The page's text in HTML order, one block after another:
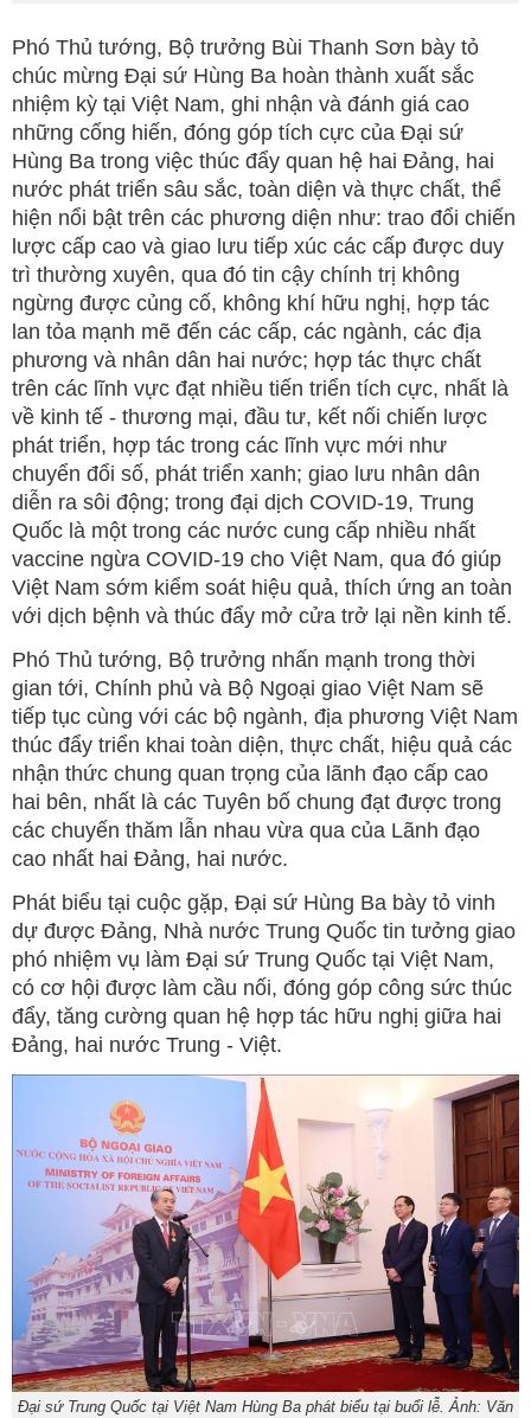
Phó Thủ tướng, Bộ trưởng Bùi Thanh Sơn bày tỏ
chúc mừng Đại sứ Hùng Ba hoàn thành xuất sắc
nhiệm kỳ tại Việt Nam, ghi nhận và đánh giá cao
những cống hiến, đóng góp tích cực của Đại sứ
Hùng Ba trong việc thúc đẩy quan hệ hai Đảng, hai
nước phát triển sâu sắc, toàn diện và thực chất, thể
hiện nổi bật trên các phương diện như: trao đổi chiến
lược cấp cao và giao lưu tiếp xúc các cấp được duy
trì thường xuyên, qua đó tin cậy chính trị không
ngừng được củng cố, không khí hữu nghị, hợp tác
lan tỏa mạnh mẽ đến các cấp, các ngành, các địa
phương và nhân dân hai nước; hợp tác thực chất
trên các lĩnh vực đạt nhiều tiến triển tích cực, nhất là
về kinh tế - thương mại, đầu tư, kết nối chiến lược
phát triển, hợp tác trong các lĩnh vực mới như
chuyển đổi số, phát triển xanh; giao lưu nhân dân
diễn ra sôi động; trong đại dịch COVID-19, Trung
Quốc là một trong các nước cung cấp nhiều nhất
vaccine ngừa COVID-19 cho Việt Nam, qua đó giúp
Việt Nam sớm kiểm soát hiệu quả, thích ứng an toàn
với dịch bệnh và thúc đẩy mở cửa trở lại nền kinh tế.
Phó Thủ tướng, Bộ trưởng nhấn mạnh trong thời
gian tới, Chính phủ và Bộ Ngoại giao Việt Nam sẽ
tiếp tục cùng với các bộ ngành, địa phương Việt Nam
thúc đẩy triển khai toàn diện, thực chất, hiệu quả các
nhận thức chung quan trọng của lãnh đạo cấp cao
hai bên, nhất là các Tuyên bố chung đạt được trong
các chuyến thăm lẫn nhau vừa qua của Lãnh đạo
cao nhất hai Đảng, hai nước.
Phát biểu tại cuộc gặp, Đại sứ Hùng Ba bày tỏ vinh
dự được Đảng, Nhà nước Trung Quốc tin tưởng giao
phó nhiệm vụ làm Đại sứ Trung Quốc tại Việt Nam,
có cơ hội được làm cầu nối, đóng góp công sức thúc
đẩy, tăng cường quan hệ hợp tác hữu nghị giữa hai
Đảng, hai nước Trung - Việt.
Đại sứ Trung Quốc tại Việt Nam Hùng Ba phát biểu tại buổi lễ. Ảnh: Văn